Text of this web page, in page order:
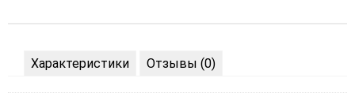
Характеристики Отзывы (0)